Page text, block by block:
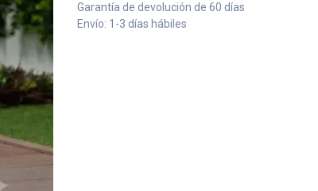
Garantía de devolución de 60 días
Envío: 1-3 días hábiles